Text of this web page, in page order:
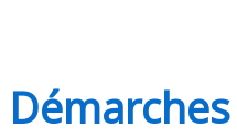
Démarches